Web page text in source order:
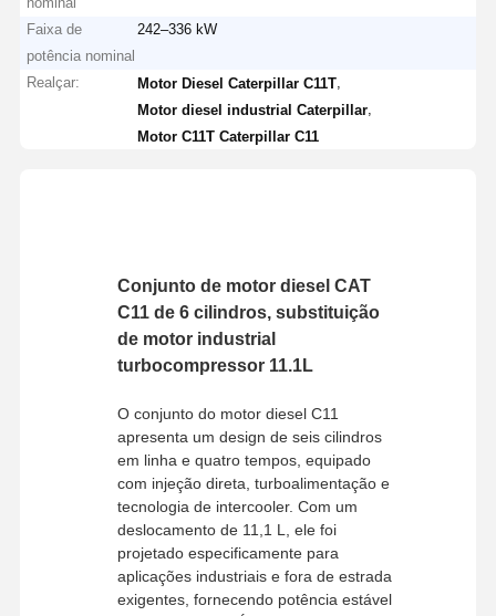
Faixa de
potência nominal
242–336 kW
Realçar: Motor Diesel Caterpillar C11T
Motor diesel industrial Caterpillar
Motor C11T Caterpillar C11
Conjunto de motor diesel CAT
C11 de 6 cilindros, substituição
de motor industrial
turbocompressor 11.1L
O conjunto do motor diesel C11
apresenta um design de seis cilindros
em linha e quatro tempos, equipado
com injeção direta, turboalimentação e
tecnologia de intercooler. Com um
deslocamento de 11,1 L, ele foi
projetado especificamente para
aplicações industriais e fora de estrada
exigentes, fornecendo potência estável